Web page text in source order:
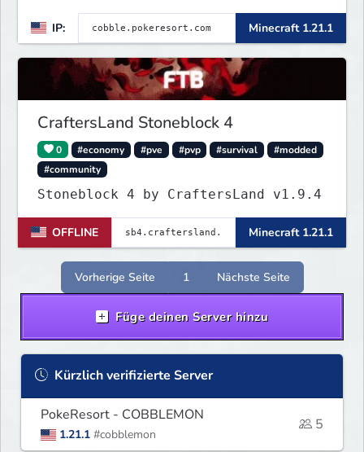
TripAdvisor[❤
IP:
Minecraft 1.21.1
CraftersLand Stoneblock 4
0 #economy #pve #pvp #survival
#modded
#community
Stoneblock 4 by CraftersLand v1.9.4
OFFLINE Minecraft 1.21.1
Vorherige Seite 1 Nächste Seite
Füge deinen Server hinzu
Kürzlich verifizierte Server
PokeResort - COBBLEMON
1.21.1 #cobblemon
5